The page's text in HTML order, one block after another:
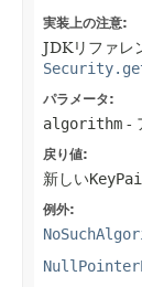
実装上の注意:
JDKリファレ
パラメータ:
algorithm -
戻り値:
新しい
例外: